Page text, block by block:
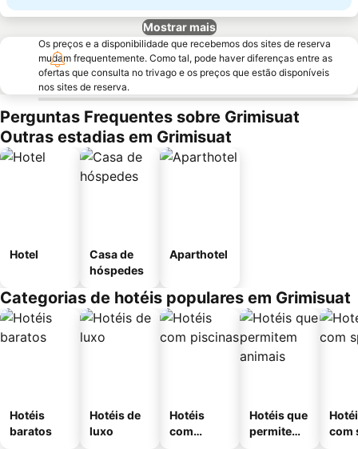
Mostrar mais
Os preços e a disponibilidade que recebemos dos sites de reserva
mudam frequentemente. Como tal, pode haver diferenças entre as
ofertas que consulta no trivago e os preços que estão disponíveis
nos sites de reserva.
Perguntas Frequentes sobre Grimisuat
Outras estadias em Grimisuat
Hotel
Casa de
hóspedes
Aparthotel
Categorias de hotéis populares em Grimisuat
Hotéis
baratos
Hotéis de
luxo
Hotéis
com
Hotéis que
permitem
com